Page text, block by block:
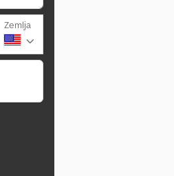
Zemlja